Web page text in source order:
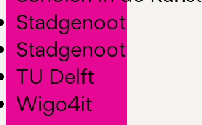
Stadgenoot
Stadgenoot
TU Delft
Wigo4it